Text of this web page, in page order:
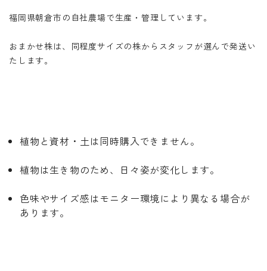
福岡県朝倉市の自社農場で生産・管理しています。
おまかせ株は、同程度サイズの株からスタッフが選んで発送い
たします。
植物と資材・土は同時購入できません。
植物は生き物のため、日々姿が変化します。
色味やサイズ感はモニター環境により異なる場合が
あります。